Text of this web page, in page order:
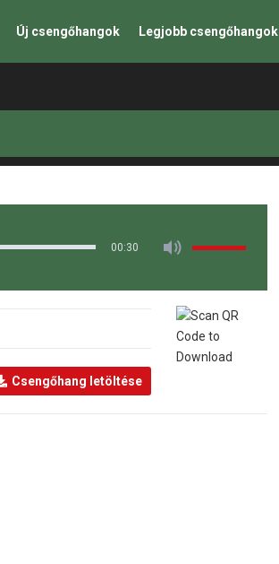
Új csengőhangok Legjobb csengőhangok
00:30
Csengőhang letöltése